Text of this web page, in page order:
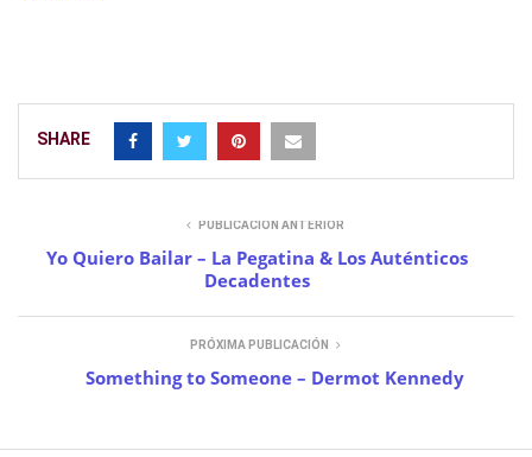
SHARE
PUBLICACIÓN ANTERIOR
Yo Quiero Bailar – La Pegatina & Los Auténticos
Decadentes
PRÓXIMA PUBLICACIÓN
Something to Someone – Dermot Kennedy